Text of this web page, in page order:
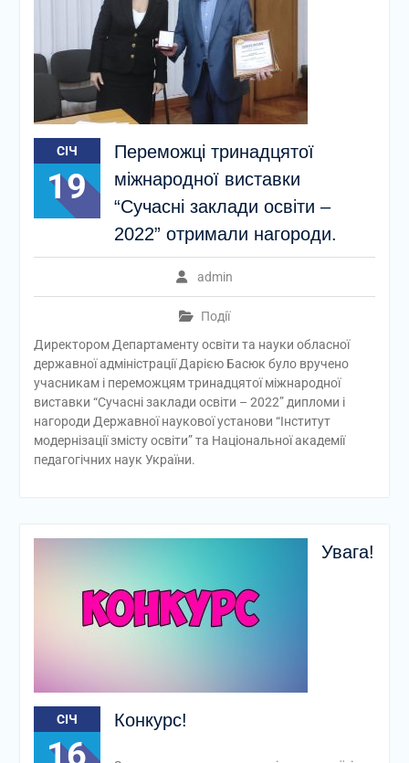
СІЧ
19
Переможці тринадцятої
міжнародної виставки
“Сучасні заклади освіти –
2022” отримали нагороди.
admin
Події
Директором Департаменту освіти та науки обласної
державної адміністрації Дарією Басюк було вручено
учасникам і переможцям тринадцятої міжнародної
виставки “Сучасні заклади освіти – 2022” дипломи і
нагороди Державної наукової установи “Інститут
модернізації змісту освіти” та Національної академії
педагогічних наук України.
СІЧ
16
Увага!
Конкурс!